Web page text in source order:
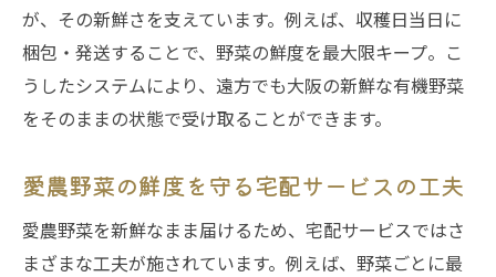
が、その新鮮さを支えています。例えば、収穫日当日に
梱包・発送することで、野菜の鮮度を最大限キープ。こ
うしたシステムにより、遠方でも大阪の新鮮な有機野菜
をそのままの状態で受け取ることができます。
愛農野菜の鮮度を守る宅配サービスの工夫
愛農野菜を新鮮なまま届けるため、宅配サービスではさ
まざまな工夫が施されています。例えば、野菜ごとに最